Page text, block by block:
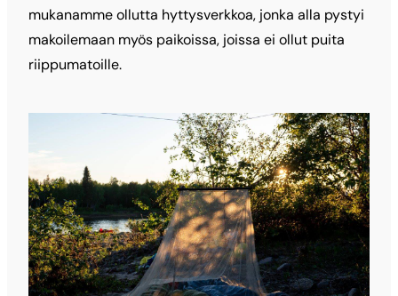
mukanamme ollutta hyttysverkkoa, jonka alla pystyi
makoilemaan myös paikoissa, joissa ei ollut puita
riippumatoille.